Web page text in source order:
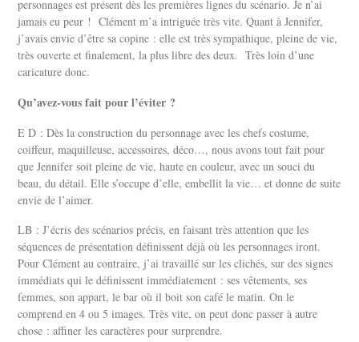
personnages est présent dès les premières lignes du scénario. Je n’ai
jamais eu peur ! Clément m’a intriguée très vite. Quant à Jennifer,
j’avais envie d’être sa copine : elle est très sympathique, pleine de vie,
très ouverte et finalement, la plus libre des deux. Très loin d’une
caricature donc.
Qu’avez-vous fait pour l’éviter ?
E D : Dès la construction du personnage avec les chefs costume,
coiffeur, maquilleuse, accessoires, déco…, nous avons tout fait pour
que Jennifer soit pleine de vie, haute en couleur, avec un souci du
beau, du détail. Elle s’occupe d’elle, embellit la vie… et donne de suite
envie de l’aimer.
LB : J’écris des scénarios précis, en faisant très attention que les
séquences de présentation définissent déjà où les personnages iront.
Pour Clément au contraire, j’ai travaillé sur les clichés, sur des signes
immédiats qui le définissent immédiatement : ses vêtements, ses
femmes, son appart, le bar où il boit son café le matin. On le
comprend en 4 ou 5 images. Très vite, on peut donc passer à autre
chose : affiner les caractères pour surprendre.